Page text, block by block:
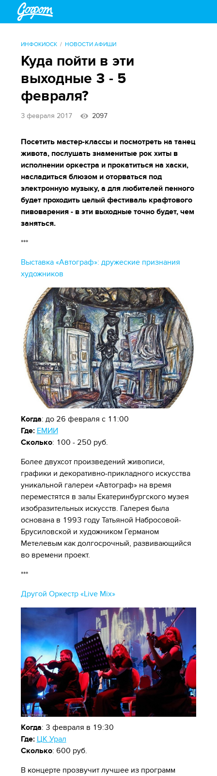
ИНФОКИОСК НОВОСТИ АФИШИ
Куда пойти в эти
выходные 3 - 5
февраля?
3 февраля 2017 2097
Посетить мастер-классы и посмотреть на танец
живота, послушать знаменитые рок хиты в
исполнении оркестра и прокатиться на хаски,
насладиться блюзом и оторваться под
электронную музыку, а для любителей пенного
будет проходить целый фестиваль крафтового
пивоварения - в эти выходные точно будет, чем
заняться.
***
Выставка «Автограф»: дружеские признания
художников
Когда: до 26 февраля с 11:00
Где: ЕМИИ
Сколько: 100 - 250 руб.
Более двухсот произведений живописи,
графики и декоративно-прикладного искусства
уникальной галереи «Автограф» на время
переместятся в залы Екатеринбургского музея
изобразительных искусств. Галерея была
основана в 1993 году Татьяной Набросовой-
Брусиловской и художником Германом
Метелевым как долгосрочный, развивающийся
во времени проект.
***
Другой Оркестр «Live Mix»
Когда: 3 февраля в 19:30
Где: ЦК Урал
Сколько: 600 руб.
В концерте прозвучит лучшее из программ